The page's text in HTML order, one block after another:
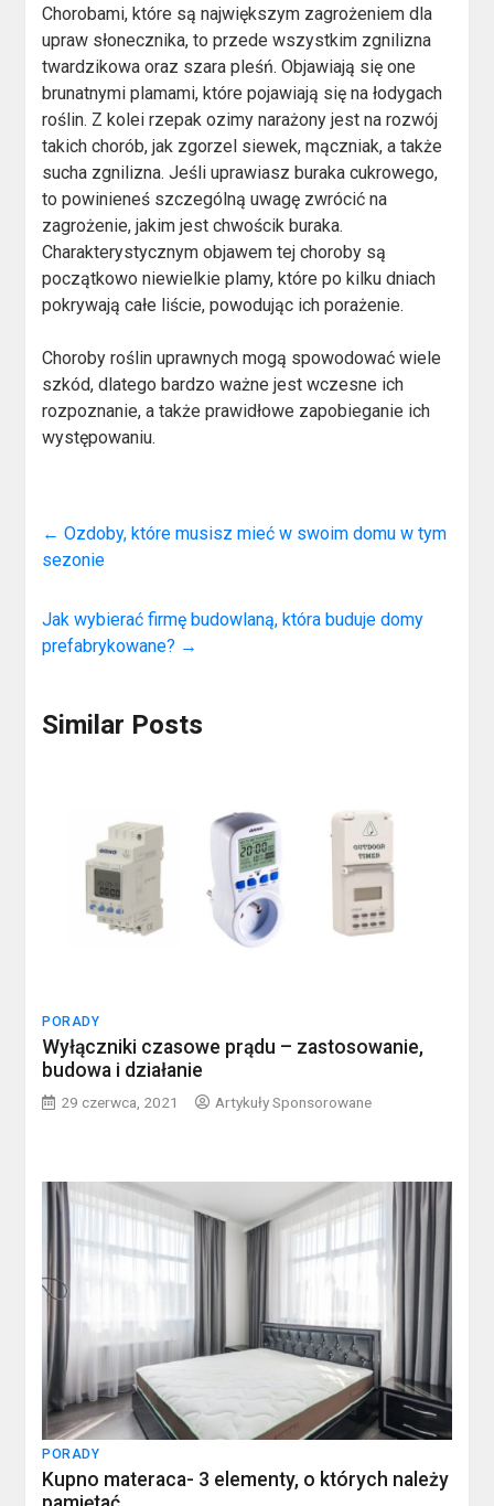
Chorobami, które są największym zagrożeniem dla
upraw słonecznika, to przede wszystkim zgnilizna
twardzikowa oraz szara pleśń. Objawiają się one
brunatnymi plamami, które pojawiają się na łodygach
roślin. Z kolei rzepak ozimy narażony jest na rozwój
takich chorób, jak zgorzel siewek, mączniak, a także
sucha zgnilizna. Jeśli uprawiasz buraka cukrowego,
to powinieneś szczególną uwagę zwrócić na
zagrożenie, jakim jest chwościk buraka.
Charakterystycznym objawem tej choroby są
początkowo niewielkie plamy, które po kilku dniach
pokrywają całe liście, powodując ich porażenie.
Choroby roślin uprawnych mogą spowodować wiele
szkód, dlatego bardzo ważne jest wczesne ich
rozpoznanie, a także prawidłowe zapobieganie ich
występowaniu.
← Ozdoby, które musisz mieć w swoim domu w tym
sezonie
Jak wybierać firmę budowlaną, która buduje domy
prefabrykowane? →
Similar Posts
PORADY
Wyłączniki czasowe prądu – zastosowanie,
budowa i działanie
29 czerwca, 2021 Artykuły Sponsorowane
PORADY
Kupno materaca- 3 elementy, o których należy